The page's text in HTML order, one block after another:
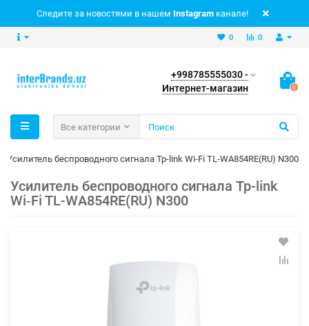
Следите за новостями в нашем Instagram канале!
0
0
+998785555030 -
Интернет-магазин
0
Все категории
Усилитель беспроводного сигнала Tp-link Wi‑Fi TL-WA854RE(RU) N300
Усилитель беспроводного сигнала Tp-link
Wi‑Fi TL-WA854RE(RU) N300